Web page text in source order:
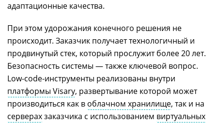
адаптационные качества.
При этом удорожания конечного решения не
происходит. Заказчик получает технологичный и
продвинутый стек, который прослужит более 20 лет.
Безопасность системы — также ключевой вопрос.
Low-сode-инструменты реализованы внутри
платформы Visary, развертывание которой может
производиться как в облачном хранилище, так и на
серверахзаказчика с использованием виртуальных